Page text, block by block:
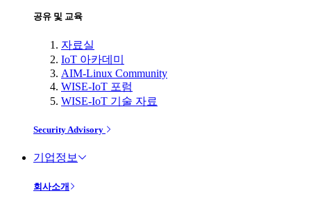
공유 및 교육
자료실
IoT 아카데미
AIM-Linux Community
WISE-IoT 포럼
WISE-IoT 기술 자료
Security Advisory
기업정보
회사소개